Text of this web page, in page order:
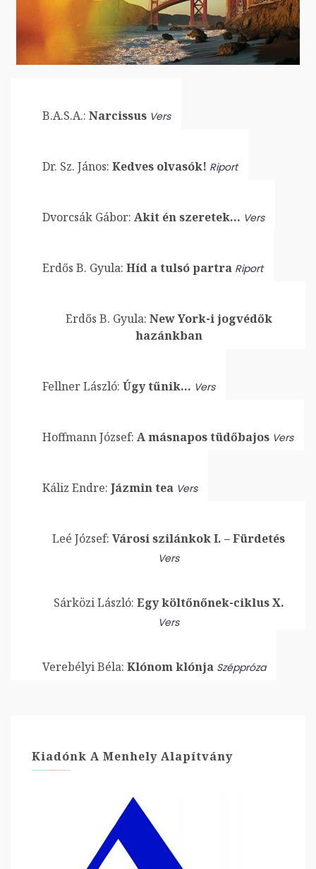
B.A.S.A.: Narcissus Vers
Dr. Sz. János: Kedves olvasók! Riport
Dvorcsák Gábor: Akit én szeretek… Vers
Erdős B. Gyula: Híd a tulsó partra Riport
Erdős B. Gyula: New York-i jogvédők
hazánkban
Fellner László: Úgy tűnik… Vers
Hoffmann József: A másnapos tüdőbajos Vers
Káliz Endre: Jázmin tea Vers
Leé József: Városi szilánkok I. – Fürdetés
Vers
Sárközi László: Egy költőnőnek-ciklus X.
Vers
Verebélyi Béla: Klónom klónja Széppróza
Kiadónk A Menhely Alapítvány